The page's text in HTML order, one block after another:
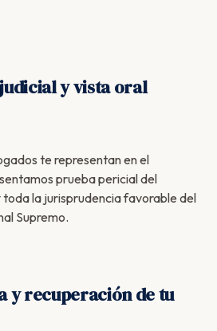
y vista oral
te representan en el
prueba pericial del
la jurisprudencia favorable del
Supremo.
y recuperación de tu